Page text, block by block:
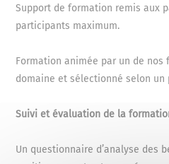
Études de cas :
TPE/PME peut
Mise en
Support de formation remis aux
participants maximum.
Formation animée par un de nos
domaine et sélectionné selon
Suivi et évaluation de la
Un questionnaire d’analyse des